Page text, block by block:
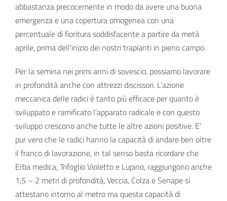
abbastanza precocemente in modo da avere una buona
emergenza e una copertura omogenea con una
percentuale di fioritura soddisfacente a partire da metà
aprile, prima dell’inizio dei nostri trapianti in pieno campo.
Per la semina nei primi anni di sovescio, possiamo lavorare
in profondità anche con attrezzi discissori. L’azione
meccanica delle radici è tanto più efficace per quanto è
sviluppato e ramificato l’apparato radicale e con questo
sviluppo crescono anche tutte le altre azioni positive. E’
pur vero che le radici hanno la capacità di andare ben oltre
il franco di lavorazione, in tal senso basta ricordare che
Erba medica, Trifoglio Violetto e Lupino, raggiungono anche
1,5 – 2 metri di profondità, Veccia, Colza e Senape si
attestano intorno al metro ma questa capacità di